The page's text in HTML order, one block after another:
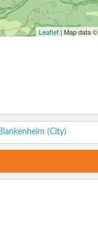
Leaflet| Map data ©